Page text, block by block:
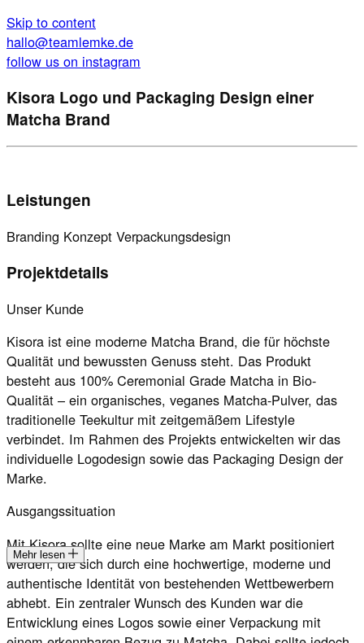
Skip to content
hallo@teamlemke.de
follow us on instagram
Kisora Logo und Packaging Design einer
Matcha Brand
Leistungen
Branding Konzept Verpackungsdesign
Projektdetails
Unser Kunde
Kisora ist eine moderne Matcha Brand, die für höchste
Qualität und bewussten Genuss steht. Das Produkt
besteht aus 100% Ceremonial Grade Matcha in Bio-
Qualität – ein organisches, veganes Matcha-Pulver, das
traditionelle Teekultur mit zeitgemäßem Lifestyle
verbindet. Im Rahmen des Projekts entwickelten wir das
individuelle Logodesign sowie das Packaging Design der
Marke.
Ausgangssituation
Mit Kisora sollte eine neue Marke am Markt positioniert
werden, die sich durch eine hochwertige, moderne und
authentische Identität von bestehenden Wettbewerbern
abhebt. Ein zentraler Wunsch des Kunden war die
Entwicklung eines Logos sowie einer Verpackung mit
Mehr lesen